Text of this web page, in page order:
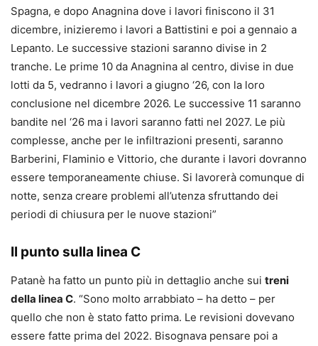
Spagna, e dopo Anagnina dove i lavori finiscono il 31
dicembre, inizieremo i lavori a Battistini e poi a gennaio a
Lepanto. Le successive stazioni saranno divise in 2
tranche. Le prime 10 da Anagnina al centro, divise in due
lotti da 5, vedranno i lavori a giugno ‘26, con la loro
conclusione nel dicembre 2026. Le successive 11 saranno
bandite nel ‘26 ma i lavori saranno fatti nel 2027. Le più
complesse, anche per le infiltrazioni presenti, saranno
Barberini, Flaminio e Vittorio, che durante i lavori dovranno
essere temporaneamente chiuse. Si lavorerà comunque di
notte, senza creare problemi all’utenza sfruttando dei
periodi di chiusura per le nuove stazioni”
Il punto sulla linea C
Patanè ha fatto un punto più in dettaglio anche sui treni
della linea C. “Sono molto arrabbiato – ha detto – per
quello che non è stato fatto prima. Le revisioni dovevano
essere fatte prima del 2022. Bisognava pensare poi a